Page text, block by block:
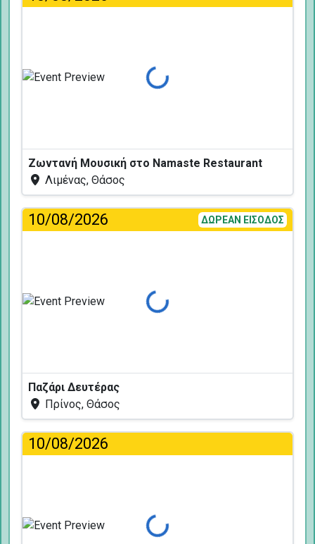
Φόρτωση...
Ζωντανή Μουσική στο Namaste Restaurant
Λιμένας, Θάσος
10/08/2026 ΔΩΡΕΑΝ ΕΙΣΟΔΟΣ
Φόρτωση...
Παζάρι Δευτέρας
Πρίνος, Θάσος
10/08/2026
Φόρτωση...